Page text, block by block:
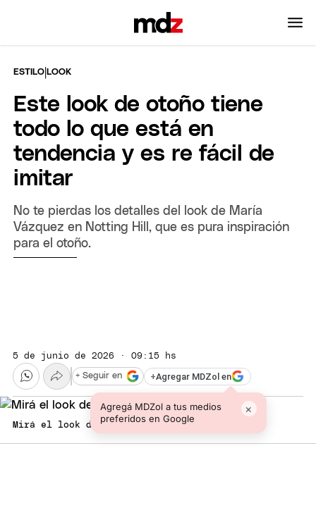
ESTILO |LOOK
Este look de otoño tiene
todo lo que está en
tendencia y es re fácil de
imitar
No te pierdas los detalles del look de María
Vázquez en Notting Hill, que es pura inspiración
para el otoño.
5 de junio de 2026 · 09:15 hs
+Agregar MDZol en
Agregá MDZol a tus medios
preferidos en Google
×
+ Seguir en
Mirá el look de María Vázquez.